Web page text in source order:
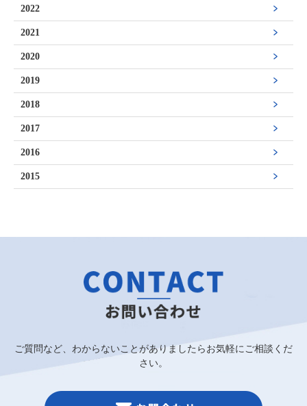
2022
2021
2020
2019
2018
2017
2016
2015
ご質問など、わからないことがありましたらお気軽にご相談くだ
さい。